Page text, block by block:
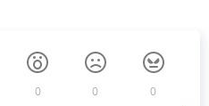
0 0 0